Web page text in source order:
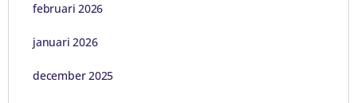
februari 2026
januari 2026
december 2025